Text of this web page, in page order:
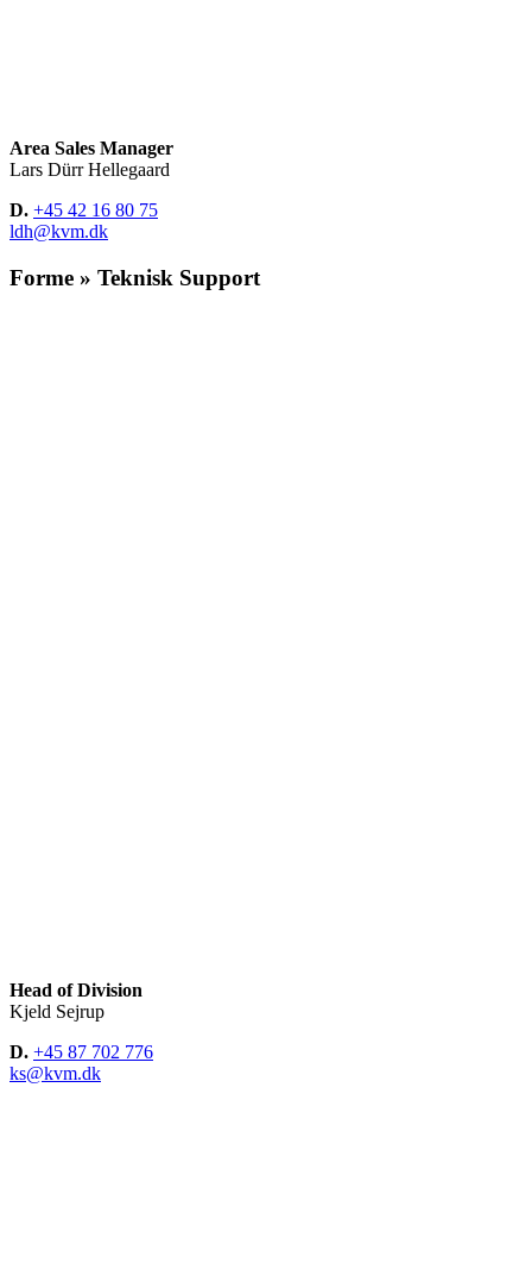
Area Sales Manager
Lars Dürr Hellegaard
D. +45 42 16 80 75
ldh@kvm.dk
Forme » Teknisk Support
Head of Division
Kjeld Sejrup
D. +45 87 702 776
ks@kvm.dk